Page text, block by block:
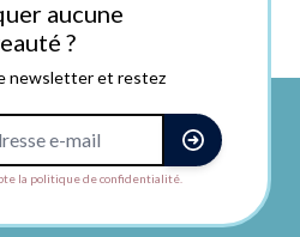
aucune
?
newsletter et restez
la politique de confidentialité.